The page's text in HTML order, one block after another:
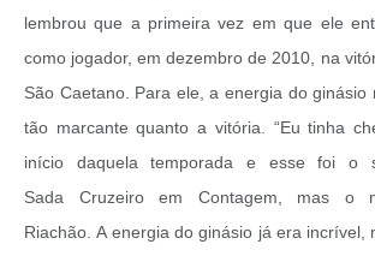
lembrou que a primeira vez em que ele
como jogador, em dezembro de 2010, na
São Caetano. Para ele, a energia do ginásio
tão marcante quanto a vitória. “Eu tinha
início daquela temporada e esse foi o
Sada Cruzeiro em Contagem, mas o
Riachão. A energia do ginásio já era incrível,